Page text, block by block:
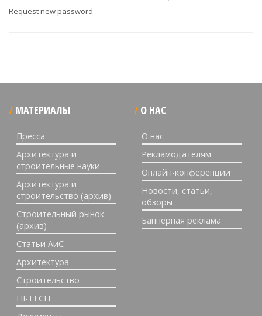
Request new password
МАТЕРИАЛЫ
Пресса
Архитектура и
строительные науки
Архитектура и
строительство (архив)
Строительный рынок
(архив)
Статьи АиС
Архитектура
Строительство
HI-TECH
О НАС
О нас
Рекламодателям
Онлайн-конференции
Новости, статьи,
обзоры
Баннерная реклама